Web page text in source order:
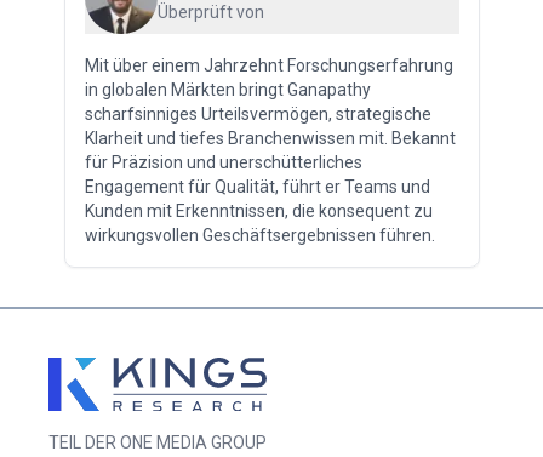
Überprüft von
Mit über einem Jahrzehnt Forschungserfahrung
in globalen Märkten bringt Ganapathy
scharfsinniges Urteilsvermögen, strategische
Klarheit und tiefes Branchenwissen mit. Bekannt
für Präzision und unerschütterliches
Engagement für Qualität, führt er Teams und
Kunden mit Erkenntnissen, die konsequent zu
wirkungsvollen Geschäftsergebnissen führen.
TEIL DER ONE MEDIA GROUP